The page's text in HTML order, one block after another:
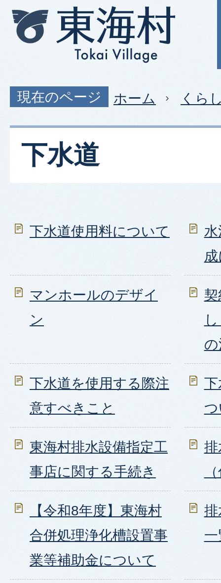
現在のページ ホーム くら
下水道
下水道使用料について
マンホールのデザイ
ン
下水道を使用する際注
意すべきこと
東海村排水設備指定工
事店に関する手続き
【令和8年度】東海村
合併処理浄化槽設置事
業等補助金について
排